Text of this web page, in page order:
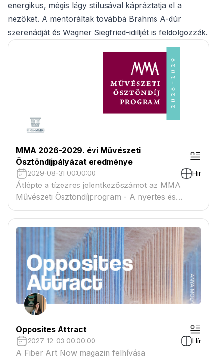
energikus, mégis lágy stílusával kápráztatja el a
nézőket. A mentoráltak továbbá Brahms A-dúr
szerenádját és Wagner Siegfried-idilljét is feldolgozzák.
MMA 2026-2029. évi Művészeti
Ösztöndíjpályázat eredménye
2029-08-31 00:00:00 Hír
Átlépte a tízezres jelentkezőszámot az MMA
Művészeti Ösztöndíjprogram - A nyertes és
tartaléklistás pályázók névsora megtekinthető a
csatolmányban
Opposites Attract
2027-12-03 00:00:00 Hír
A Fiber Art Now magazin felhívása